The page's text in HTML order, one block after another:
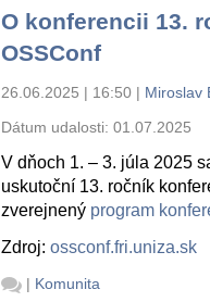
O konferencii 13.
OSSConf
26.06.2025 | 16:50 | Miroslav
Dátum udalosti:01.07.2025
V dňoch 1. – 3. júla 2025
uskutoční 13. ročník
zverejnený program
Zdroj:ossconf.fri.uniza.sk
| Komunita